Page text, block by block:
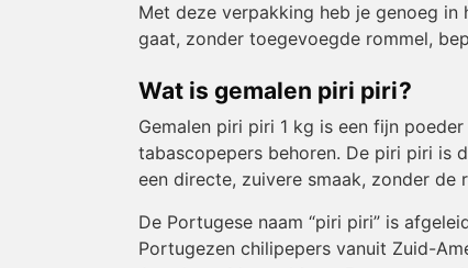
Met deze verpakking heb je genoeg
gaat, zonder toegevoegde rommel,
Wat is gemalen piri piri?
Gemalen piri piri 1 kg is een fijn
tabascopepers behoren. De piri piri is
een directe, zuivere smaak, zonder de
De Portugese naam “piri piri” is
Portugezen chilipepers vanuit Zuid-